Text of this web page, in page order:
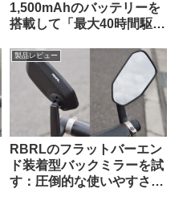
1,500mAhのバッテリーを
搭載して「最大40時間駆
ダーが爆誕！！【クーポン
あります】
製品レビュー
RBRLのフラットバーエン
ド装着型バックミラーを試
す：圧倒的な使いやすさと